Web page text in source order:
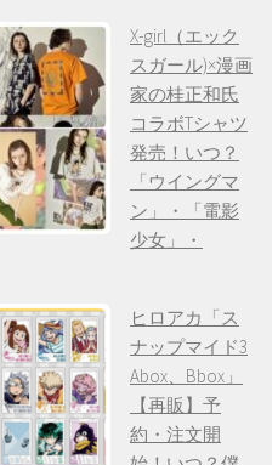
X-girl（エック
スガール)×漫画
家の桂正和氏
コラボTシャツ
発売！いつ？
「ウイングマ
ン」・「電影
少女」・
ヒロアカ「ス
ナップマイド3
Abox、Bbox」
【再販】予
約・注文開